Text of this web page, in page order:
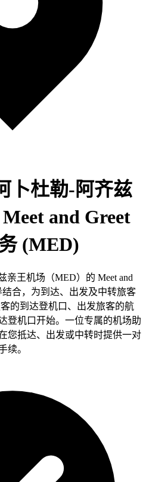
卜杜勒-阿齐兹
and Greet
(MED)
亲王机场（MED）的 Meet and
合，为到达、出发及中转旅客
的到达登机口、出发旅客的航
登机口开始。一位专属的机场助
您抵达、出发或中转时提供一对
续。